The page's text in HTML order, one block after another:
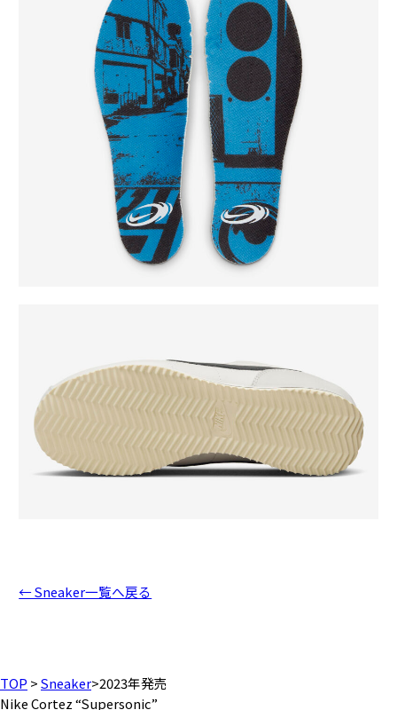
← Sneaker一覧へ戻る
TOP >Sneaker>2023年発売
Nike Cortez “Supersonic”